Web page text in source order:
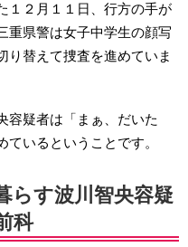
１２月１１日、行方の手が
重県警は女子中学生の顔写
り替えて捜査を進めていま
容疑者は「まぁ、だいた
いるということです。
らす波川智央容疑
科